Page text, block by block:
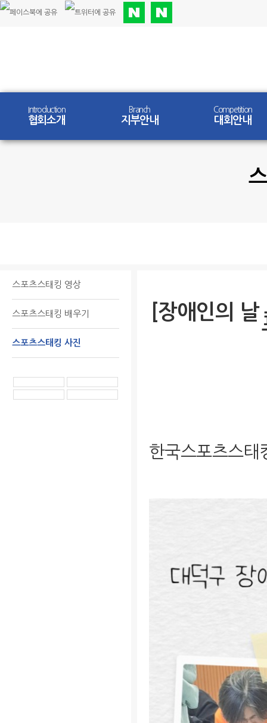
Introduction
협회소개
Branch
지부안내
Competition
대회안내
스포츠스태킹 영상
스포츠스태킹 배우기
스포츠스태킹 사진
[장애인의
한국스포츠스태